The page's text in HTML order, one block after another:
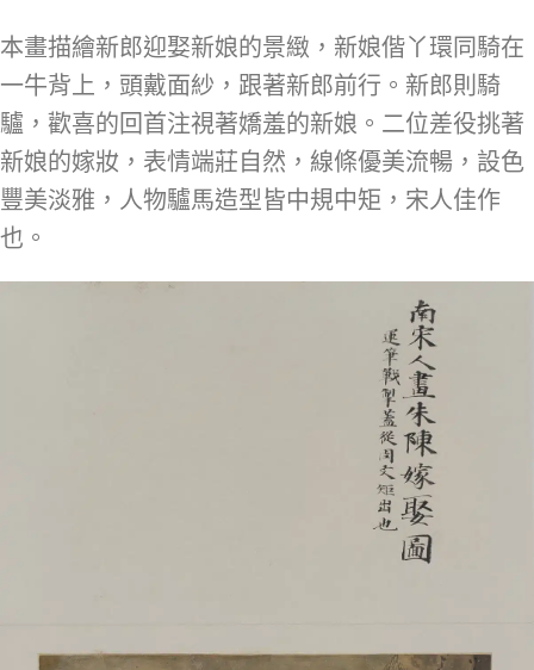
本畫描繪新郎迎娶新娘的景緻，新娘偕丫環同騎在
一牛背上，頭戴面紗，跟著新郎前行。新郎則騎
驢，歡喜的回首注視著嬌羞的新娘。二位差役挑著
新娘的嫁妝，表情端莊自然，線條優美流暢，設色
豐美淡雅，人物驢馬造型皆中規中矩，宋人佳作
也。